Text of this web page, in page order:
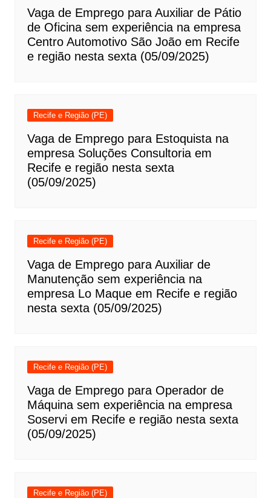
Vaga de Emprego para Auxiliar de Pátio
de Oficina sem experiência na empresa
Centro Automotivo São João em Recife
e região nesta sexta (05/09/2025)
Recife e Região (PE)
Vaga de Emprego para Estoquista na
empresa Soluções Consultoria em
Recife e região nesta sexta
(05/09/2025)
Recife e Região (PE)
Vaga de Emprego para Auxiliar de
Manutenção sem experiência na
empresa Lo Maque em Recife e região
nesta sexta (05/09/2025)
Recife e Região (PE)
Vaga de Emprego para Operador de
Máquina sem experiência na empresa
Soservi em Recife e região nesta sexta
(05/09/2025)
Recife e Região (PE)